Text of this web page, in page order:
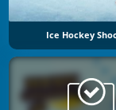
Ice Hockey